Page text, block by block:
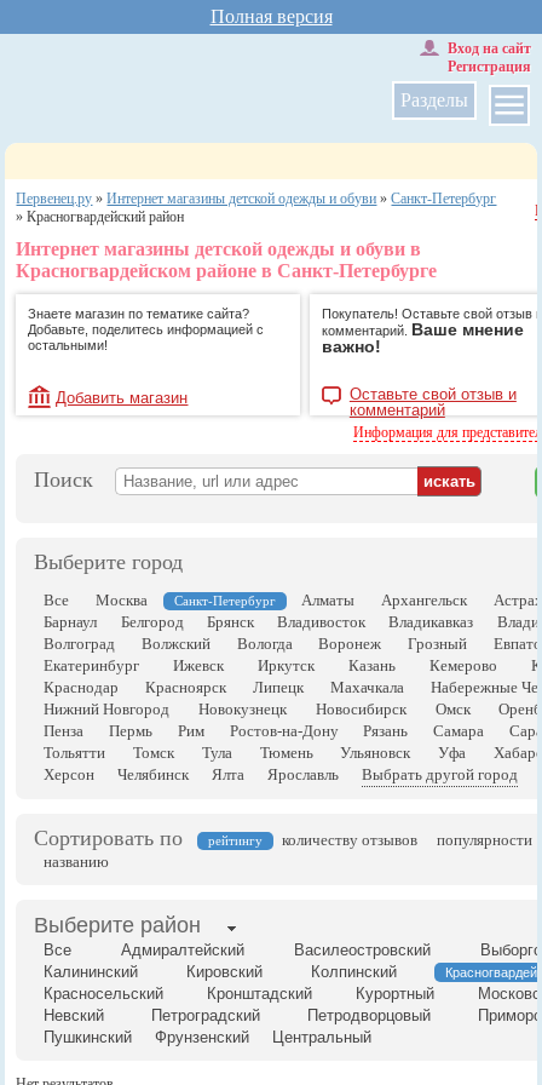
Полная версия
Разделы
Вход на сайт
Регистрация
Первенец.ру »Интернет магазины детской одежды и обуви »Санкт-Петербург
»Красногвардейский район
Интернет магазины детской одежды и обуви в
Красногвардейском районе в Санкт-Петербурге
Знаете магазин по тематике сайта?
Добавьте, поделитесь информацией с
остальными!
Добавить магазин
Покупатель! Оставьте свой отзыв и
комментарий. Ваше мнение
важно!
Оставьте свой отзыв и
комментарий
Информация для
Поиск
Выберите город
Все Москва Санкт-Петербург Алматы Архангельск
Барнаул
Белгород Брянск Владивосток Владикавказ
Волгоград
Волжский Вологда Воронеж Грозный
Екатеринбург
Ижевск Иркутск Казань Кемерово
Краснодар
Красноярск Липецк Махачкала
Набережные
Нижний Новгород
Новокузнецк Новосибирск Омск
Пенза
Пермь Рим Ростов-на-Дону Рязань Самара
Тольятти
Томск Тула Тюмень Ульяновск Уфа
Херсон
Челябинск Ялта Ярославль Выбрать другой город
Сортировать по рейтингу количеству отзывов
популярности
названию
Выберите район
Все Адмиралтейский Василеостровский
Калининский
Кировский Колпинский
Красносельский Кронштадский Курортный
Невский
Петроградский Петродворцовый
Пушкинский
Фрунзенский Центральный